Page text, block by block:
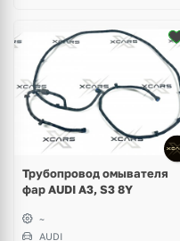
Трубопровод омывателя
фар AUDI A3, S3 8Y
~
AUDI
1 фото